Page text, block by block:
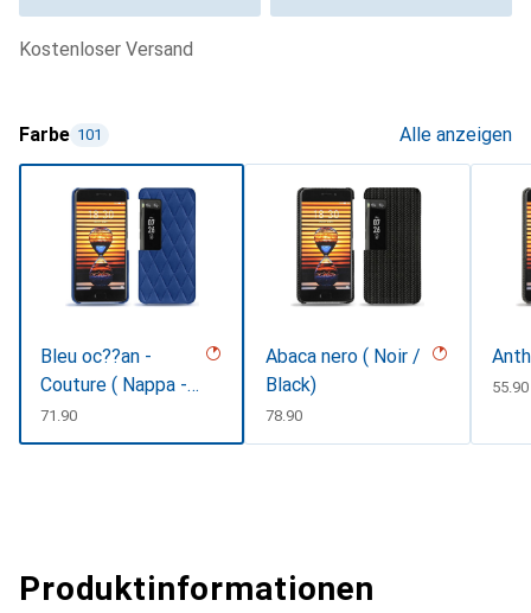
kostenloser Versand
Farbe 101 Alle anzeigen
Bleu oc??an -
Couture ( Nappa -
Pantone #15458a)
CHF
71.90
Abaca nero ( Noir /
Black)
CHF
78.90
CHF
55.90
Produktinformationen